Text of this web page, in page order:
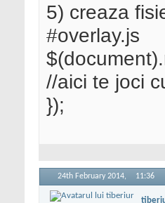
5) creaza
#overlay.js
//aici te joci
});
24th February 2014, 11:36